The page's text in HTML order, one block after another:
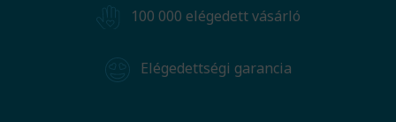
100 000 elégedett vásárló
Elégedettségi garancia